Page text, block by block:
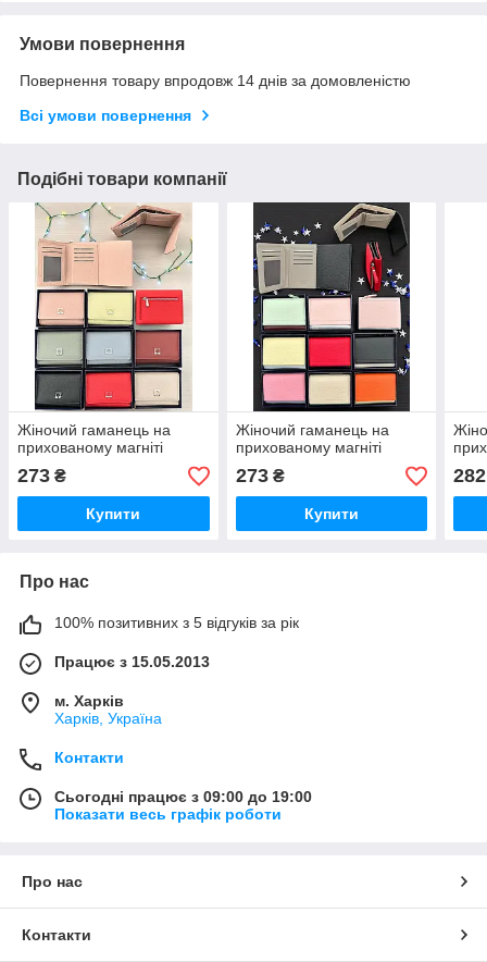
Умови повернення
Повернення товару впродовж 14 днів за домовленістю
Всі умови повернення
Подібні товари компанії
Жіночий гаманець на
прихованому магніті
273 ₴
Купити
Жіночий гаманець на
прихованому магніті
273₴
Купити
282
Про нас
100% позитивних з 5 відгуків за рік
Працює з 15.05.2013
м. Харків
Харків, Україна
Контакти
Сьогодні працює з 09:00 до 19:00
Показати весь графік роботи
Про нас
Контакти